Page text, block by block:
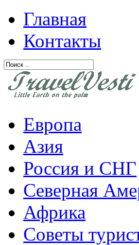
Главная
Контакты
Европа
Азия
Россия и СНГ
Северная
Африка
Советы